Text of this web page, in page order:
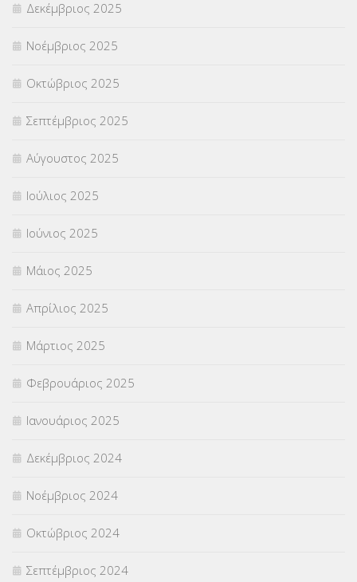
Δεκέμβριος 2025
Νοέμβριος 2025
Οκτώβριος 2025
Σεπτέμβριος 2025
Αύγουστος 2025
Ιούλιος 2025
Ιούνιος 2025
Μάιος 2025
Απρίλιος 2025
Μάρτιος 2025
Φεβρουάριος 2025
Ιανουάριος 2025
Δεκέμβριος 2024
Νοέμβριος 2024
Οκτώβριος 2024
Σεπτέμβριος 2024